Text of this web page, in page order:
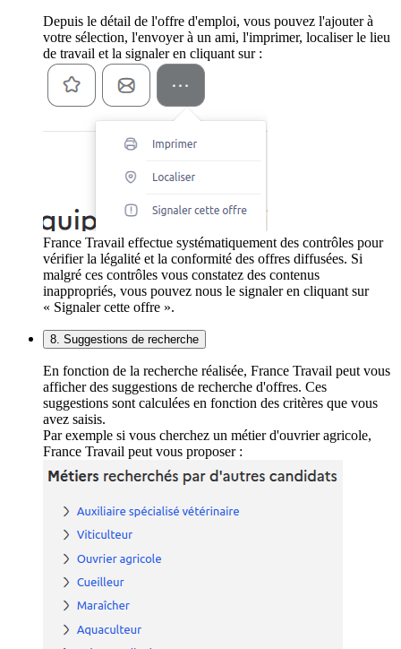
Depuis le détail de l'offre d'emploi, vous pouvez l'ajouter à
votre sélection, l'envoyer à un ami, l'imprimer, localiser le lieu
de travail et la signaler en cliquant sur :
France Travail effectue systématiquement des contrôles pour
vérifier la légalité et la conformité des offres diffusées. Si
malgré ces contrôles vous constatez des contenus
inappropriés, vous pouvez nous le signaler en cliquant sur
« Signaler cette offre ».
8. Suggestions de recherche
En fonction de la recherche réalisée, France Travail peut vous
afficher des suggestions de recherche d'offres. Ces
suggestions sont calculées en fonction des critères que vous
avez saisis.
Par exemple si vous cherchez un métier d'ouvrier agricole,
France Travail peut vous proposer :